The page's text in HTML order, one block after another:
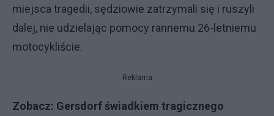
miejsca tragedii, sędziowie zatrzymali się i ruszyli
dalej, nie udzielając pomocy rannemu 26-letniemu
motocykliście.
Reklama
Zobacz: Gersdorf świadkiem tragicznego